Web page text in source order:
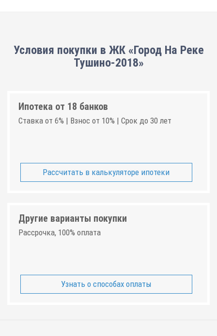
Условия покупки в ЖК «Город На Реке
Тушино-2018»
Ипотека от 18 банков
Ставка от 6% | Взнос от 10% | Срок до 30 лет
Рассчитать в калькуляторе ипотеки
Другие варианты покупки
Рассрочка, 100% оплата
Узнать о способах оплаты